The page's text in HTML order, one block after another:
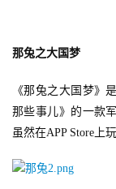
游
业
界
机
那兔之大国梦
《那兔之大国梦》
那些事儿》的一款
虽然在APP Store 上